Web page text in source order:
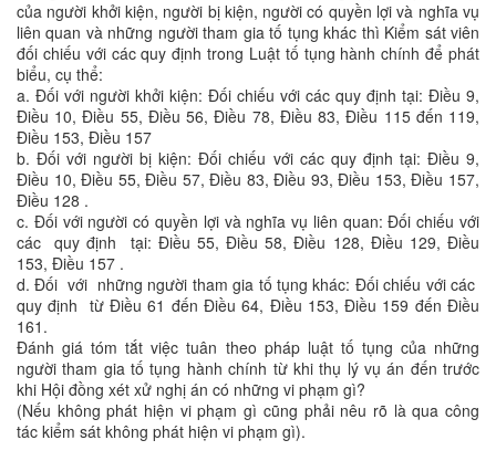
của người khởi kiện, người bị kiện, người có quyền lợi và nghĩa vụ
liên quan và những người tham gia tố tụng khác thì Kiểm sát viên
đối chiếu với các quy định trong Luật tố tụng hành chính để phát
biểu, cụ thể:
a. Đối với người khởi kiện: Đối chiếu với các quy định tại: Điều 9,
Điều 10, Điều 55, Điều 56, Điều 78, Điều 83, Điều 115 đến 119,
Điều 153, Điều 157
b. Đối với người bị kiện: Đối chiếu với các quy định tại: Điều 9,
Điều 10, Điều 55, Điều 57, Điều 83, Điều 93, Điều 153, Điều 157,
Điều 128 .
c. Đối với người có quyền lợi và nghĩa vụ liên quan: Đối chiếu với
các quy định tại: Điều 55, Điều 58, Điều 128, Điều 129, Điều
153, Điều 157 .
d. Đối với những người tham gia tố tụng khác: Đối chiếu với các
quy định từ Điều 61 đến Điều 64, Điều 153, Điều 159 đến Điều
161.
Đánh giá tóm tắt việc tuân theo pháp luật tố tụng của những
người tham gia tố tụng hành chính từ khi thụ lý vụ án đến trước
khi Hội đồng xét xử nghị án có những vi phạm gì?
(Nếu không phát hiện vi phạm gì cũng phải nêu rõ là qua công
tác kiểm sát không phát hiện vi phạm gì).